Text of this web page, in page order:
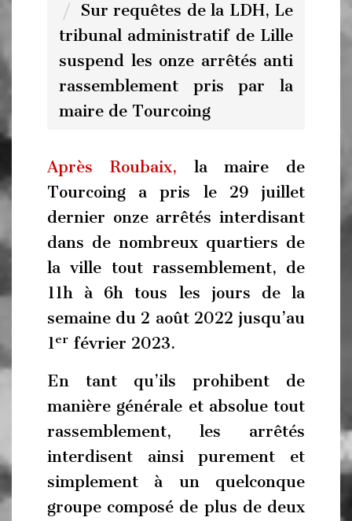
Sur requêtes de la LDH, Le
tribunal administratif de Lille
suspend les onze arrêtés anti
rassemblement pris par la
maire de Tourcoing
Après Roubaix, la maire de
Tourcoing a pris le 29 juillet
dernier onze arrêtés interdisant
dans de nombreux quartiers de
la ville tout rassemblement, de
11h à 6h tous les jours de la
semaine du 2 août 2022 jusqu’au
1er février 2023.
En tant qu’ils prohibent de
manière générale et absolue tout
rassemblement, les arrêtés
interdisent ainsi purement et
simplement à un quelconque
groupe composé de plus de deux